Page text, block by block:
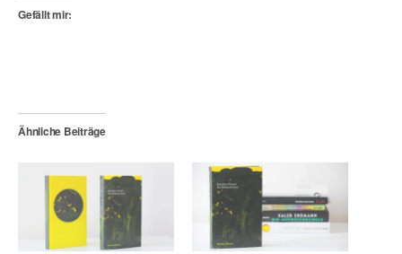
Gefällt mir:
Ähnliche Beiträge